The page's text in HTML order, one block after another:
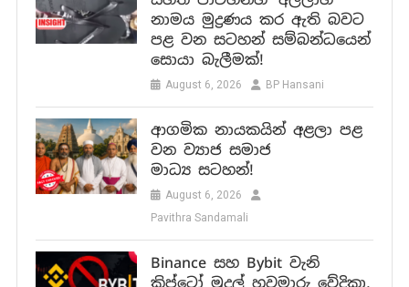
නාමය මුද්‍රණය කර ඇති බවට
පළ වන සටහන් සම්බන්ධයෙන්
සොයා බැලීමක්!
August 6, 2026 BP Hansani
ආගමික නායකයින් අළලා පළ
වන ව්‍යාජ සමාජ
මාධ්‍ය සටහන්!
August 6, 2026
Pavithra Sandamali
Binance සහ Bybit වැනි
ක්‍රිප්ටෝ මුදල් හුවමාරු වේදිකා,